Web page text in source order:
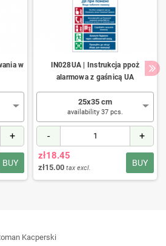
w
+
BUY
IN028UA | Instrukcja ppoż
alarmowa z gaśnicą UA
25x35 cm
availability 37 pcs.
- +
BUY
zł18.45
zł15.00 tax excl.
Kacperski